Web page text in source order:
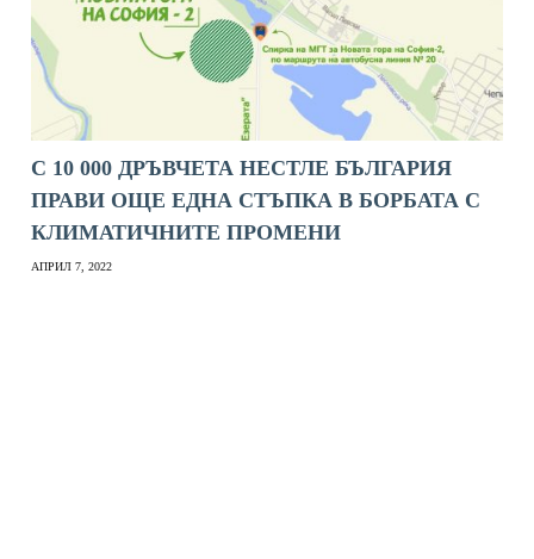
С 10 000 ДРЪВЧЕТА НЕСТЛЕ БЪЛГАРИЯ
ПРАВИ ОЩЕ ЕДНА СТЪПКА В БОРБАТА С
КЛИМАТИЧНИТЕ ПРОМЕНИ
АПРИЛ 7, 2022